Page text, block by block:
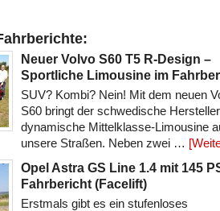
Neuer Volvo S60 T5 R-Design –
Sportliche Limousine im
SUV? Kombi? Nein! Mit dem neuen
S60 bringt der schwedische
dynamische Mittelklasse-Limousine
unsere Straßen. Neben zwei …
Opel Astra GS Line 1.4 mit 145
Fahrbericht (Facelift)
Erstmals gibt es ein stufenloses